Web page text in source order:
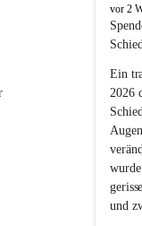
B
u
c
-
S
t
.
M
a
g
d
a
vor 2
Ein
2026
und